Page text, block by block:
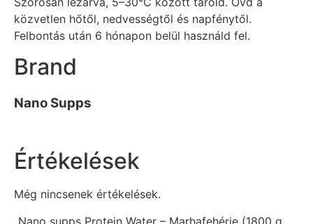
közvetlen hőtől, nedvességtől és napfénytől.
Felbontás után 6 hónapon belül használd fel.
Brand
Nano Supps
Értékelések
Még nincsenek értékelések.
„Nano supps Protein Water – Marhafehérje (1800 g,